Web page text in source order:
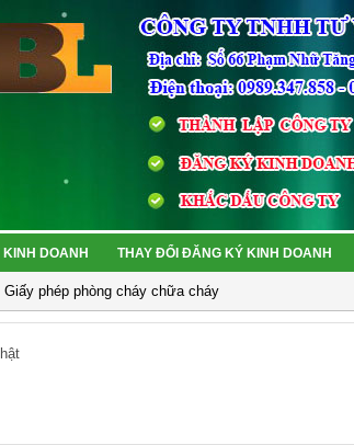
DOANH THAY ĐỔI ĐĂNG KÝ KINH DOANH
Giấy phép phòng cháy chữa cháy